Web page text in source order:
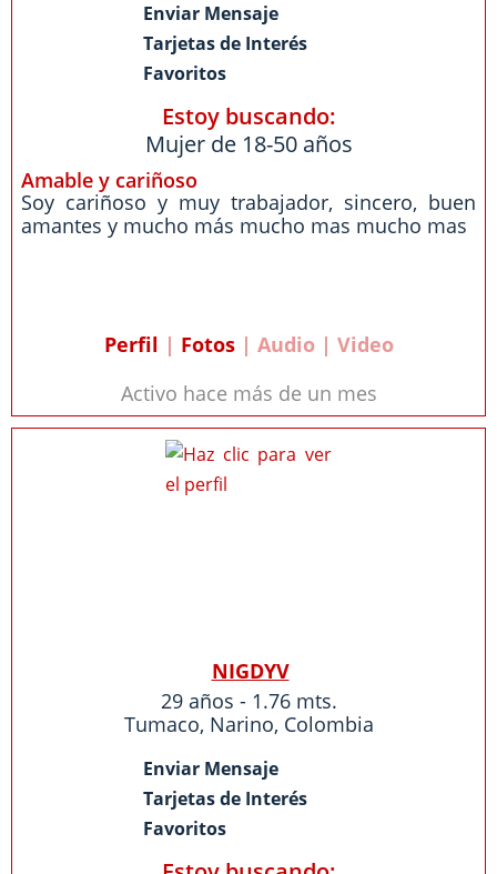
Enviar Mensaje
Tarjetas de Interés
Favoritos
Estoy buscando:
Mujer de 18-50 años
Amable y cariñoso
Soy cariñoso y muy trabajador, sincero, buen
amantes y mucho más mucho mas mucho mas
Perfil | Fotos| Audio | Video
Activo hace más de un mes
NIGDYV
29 años - 1.76 mts.
Tumaco, Narino, Colombia
Enviar Mensaje
Tarjetas de Interés
Favoritos